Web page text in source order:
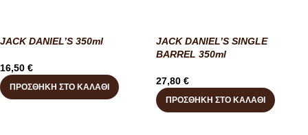
JACK DANIEL’S 350ml
16,50 €
ΠΡΟΣΘΉΚΗ ΣΤΟ ΚΑΛΆΘΙ
JACK DANIEL’S SINGLE
BARREL 350ml
27,80 €
ΠΡΟΣΘΉΚΗ ΣΤΟ ΚΑΛΆΘΙ